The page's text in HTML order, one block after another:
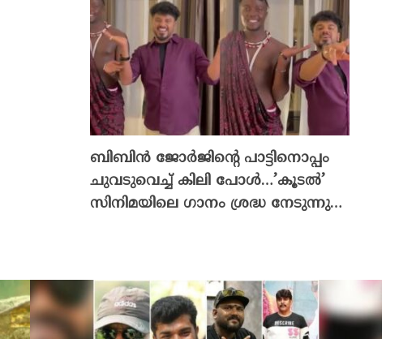
ബിബിൻ ജോർജിന്റെ പാട്ടിനൊപ്പം
ചുവടുവെച്ച് കിലി പോൾ…’കൂടൽ’
സിനിമയിലെ ഗാനം ശ്രദ്ധ നേടുന്നു…